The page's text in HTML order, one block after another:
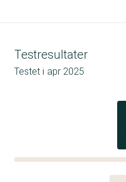
Testresultater
Testet i apr 2025